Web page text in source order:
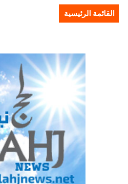
القائمة الرئيسية